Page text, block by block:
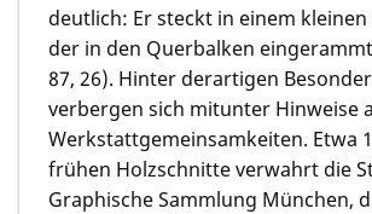
deutlich: Er steckt in einem
der in den Querbalken
87, 26). Hinter derartigen
verbergen sich mitunter Hinweise
Werkstattgemeinsamkeiten. Etwa
frühen Holzschnitte verwahrt die
Graphische Sammlung München,